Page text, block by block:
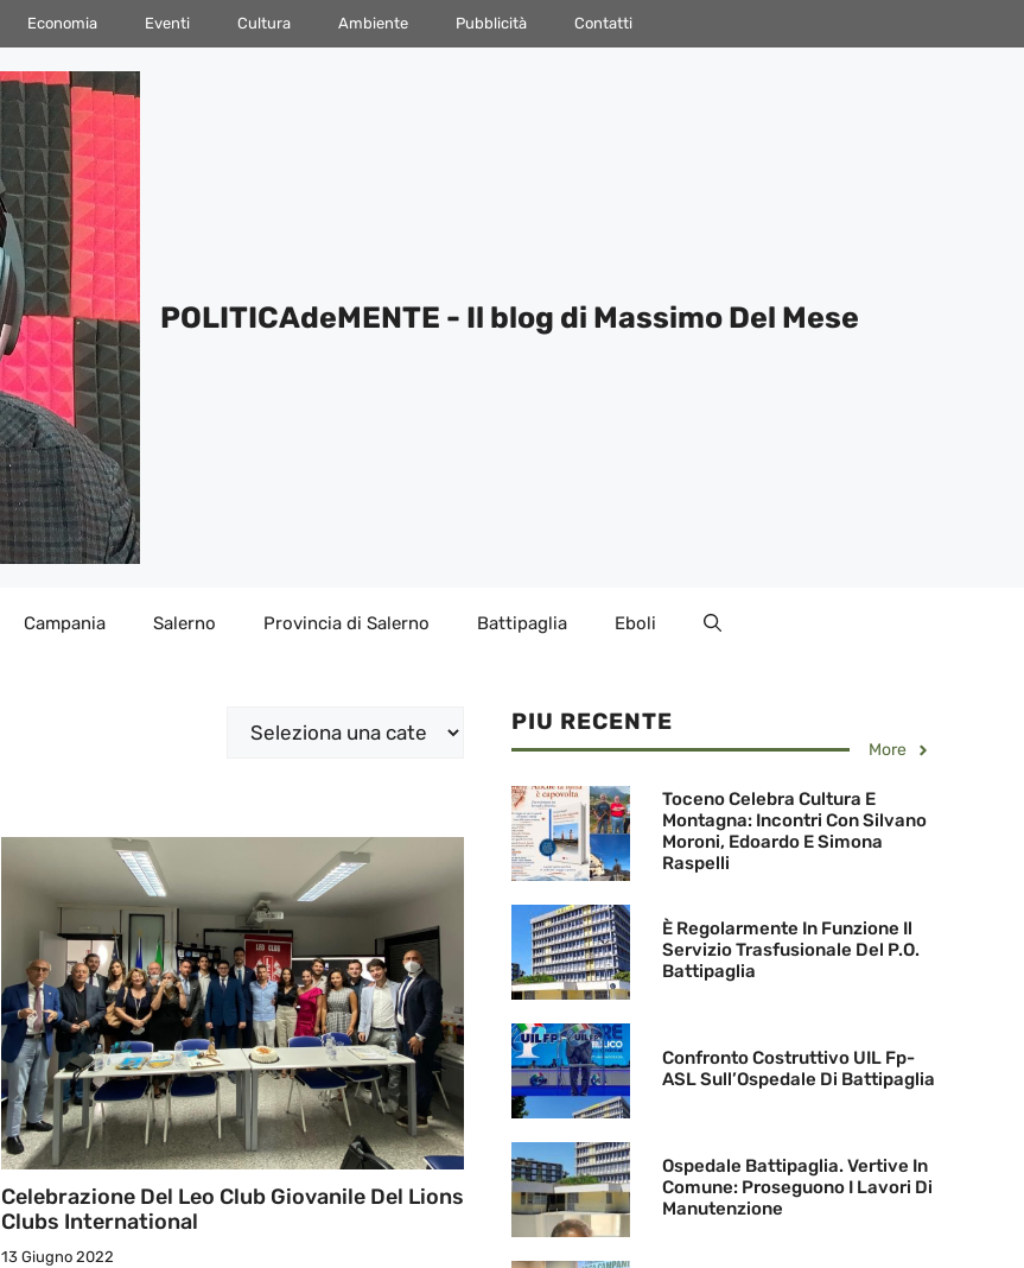
Economia Eventi Cultura Ambiente Pubblicità Contatti
POLITICAdeMENTE - Il blog di Massimo Del Mese
Campania Salerno Provincia di Salerno Battipaglia Eboli
Categorie
Celebrazione Del Leo Club Giovanile Del Lions
Clubs International
13 Giugno 2022
PIU RECENTE
More
Toceno Celebra Cultura E
Montagna: Incontri Con Silvano
Moroni, Edoardo E Simona
Raspelli
È Regolarmente In Funzione Il
Servizio Trasfusionale Del P.O.
Battipaglia
Confronto Costruttivo UIL Fp-
ASL Sull’Ospedale Di Battipaglia
Ospedale Battipaglia. Vertive In
Comune: Proseguono I Lavori Di
Manutenzione